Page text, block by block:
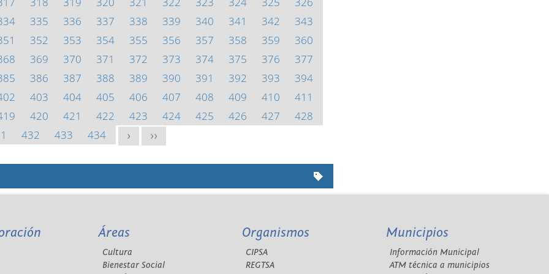
335 336 337 338 339 340 341 342
343
352 353 354 355 356 357 358 359
360
369 370 371 372 373 374 375 376
377
386 387 388 389 390 391 392 393
394
403 404 405 406 407 408 409 410
411
420 421 422 423 424 425 426 427
428
432 433 434 > >>
Áreas
Cultura
Bienestar Social
Organismos
CIPSA
REGTSA
Municipios
Información Municipal
ATM técnica a municipios